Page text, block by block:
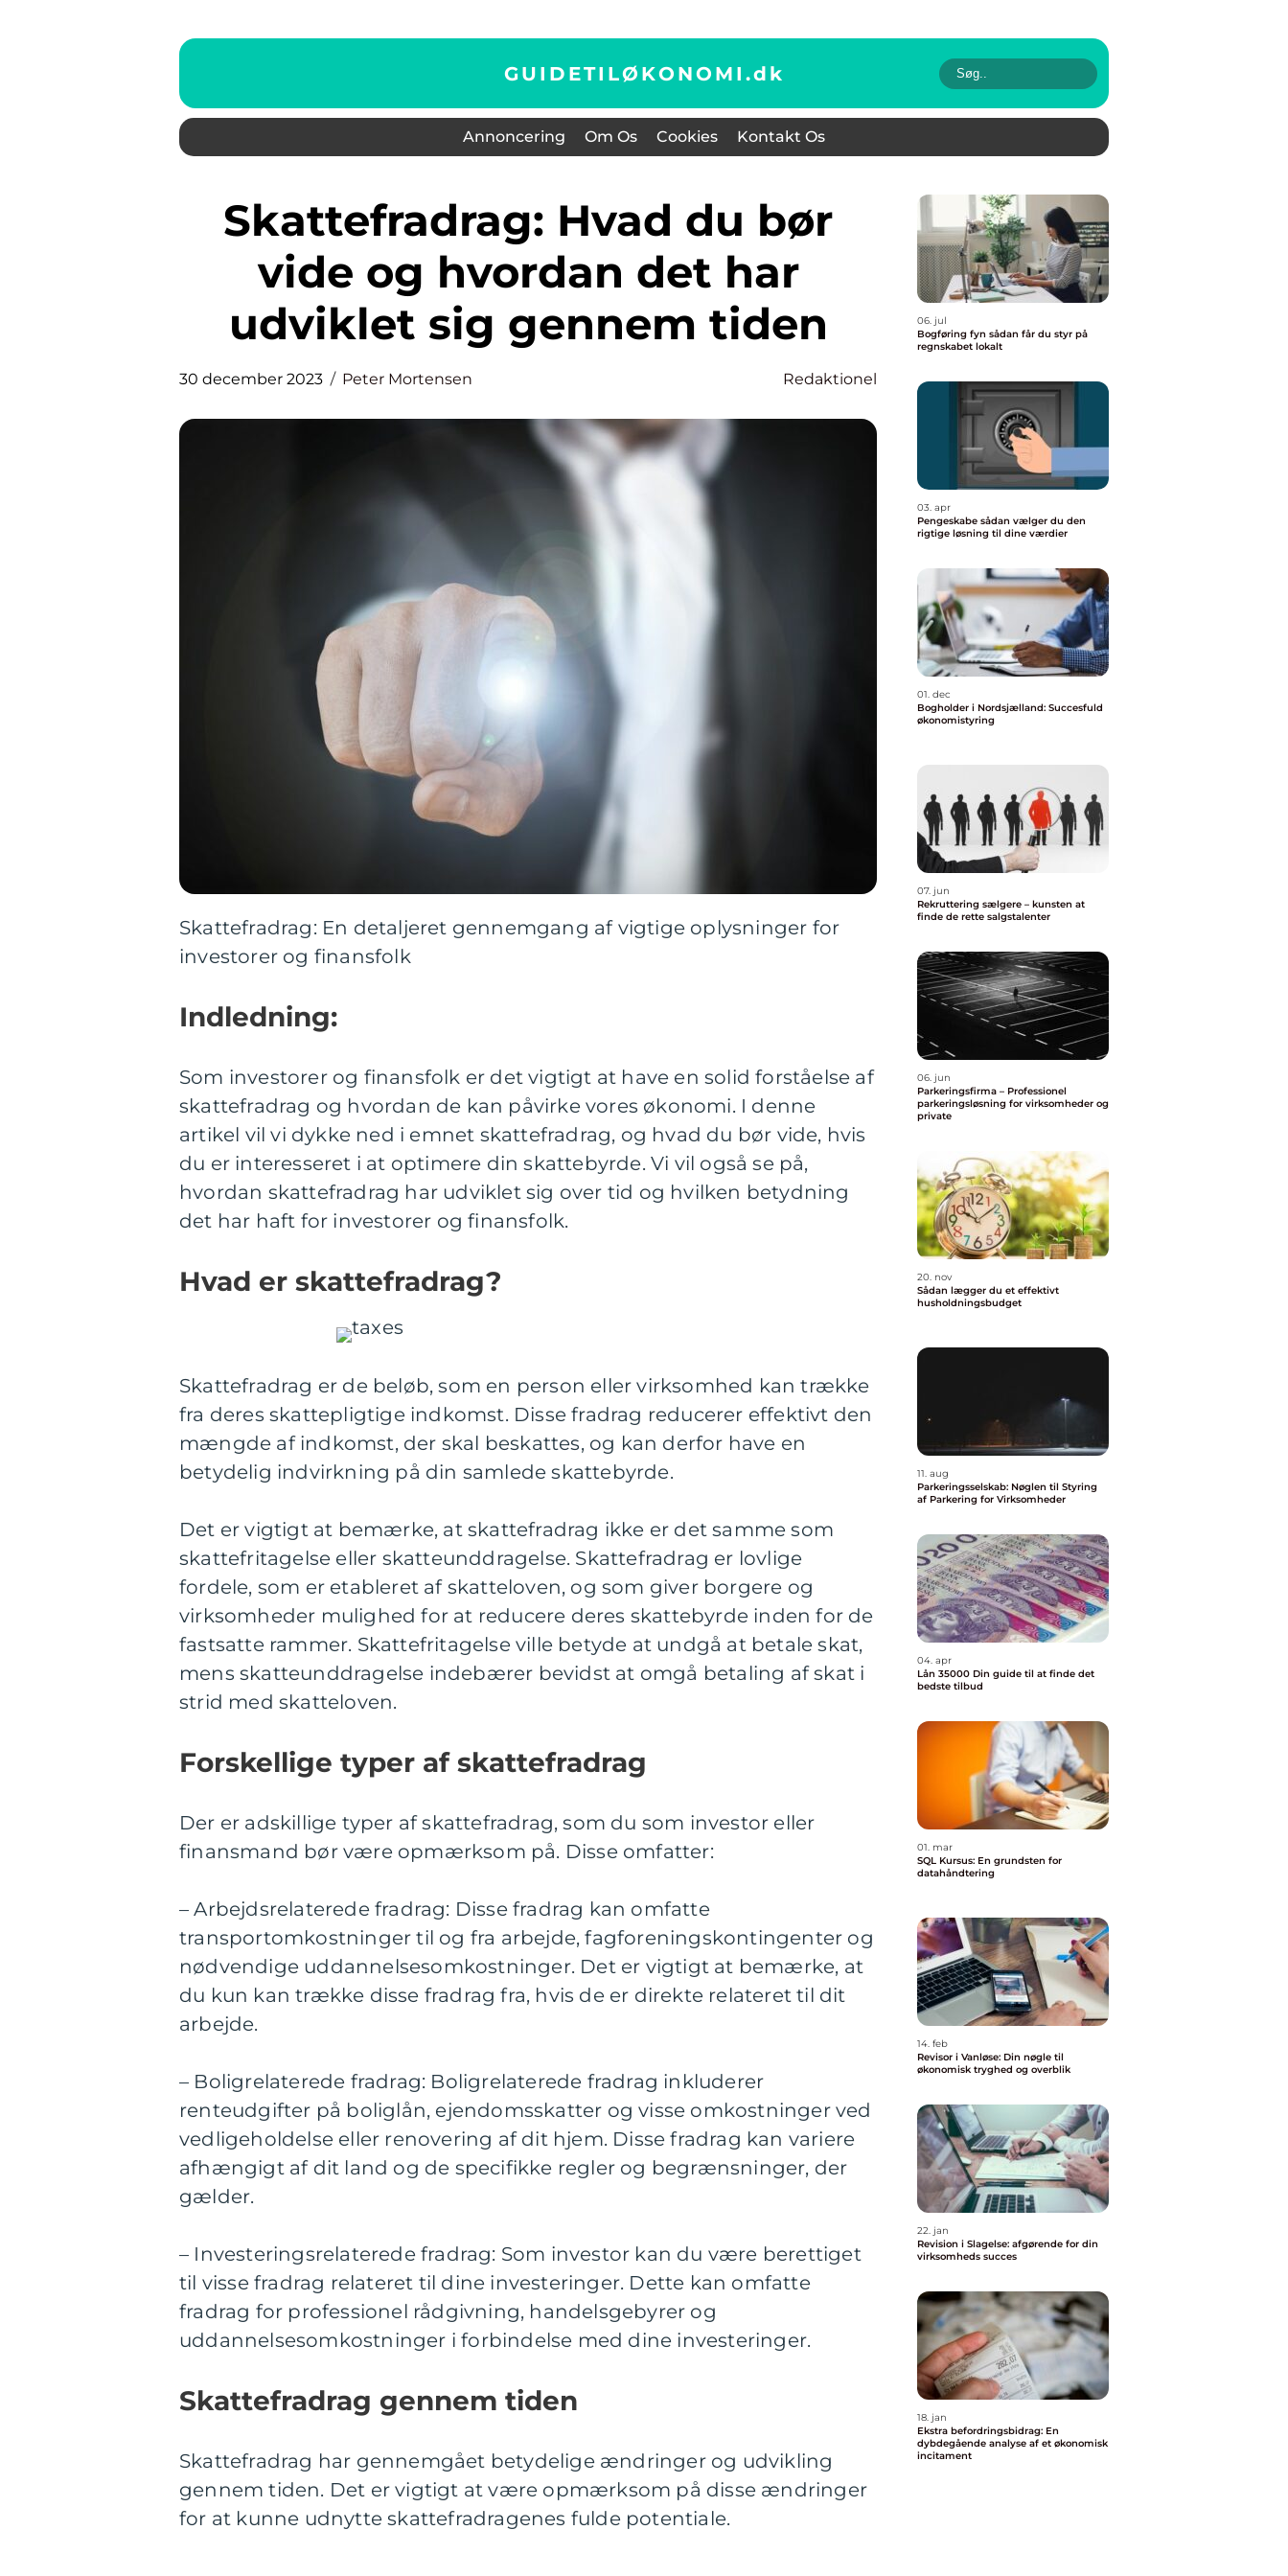
GUIDETILØKONOMI.dk
Annoncering Om Os Cookies Kontakt Os
Skattefradrag: Hvad du bør
vide og hvordan det har
udviklet sig gennem tiden
30 december 2023 Peter Mortensen Redaktionel
Skattefradrag: En detaljeret gennemgang af vigtige oplysninger for
investorer og finansfolk
Indledning:
Som investorer og finansfolk er det vigtigt at have en solid forståelse af
skattefradrag og hvordan de kan påvirke vores økonomi. I denne
artikel vil vi dykke ned i emnet skattefradrag, og hvad du bør vide, hvis
du er interesseret i at optimere din skattebyrde. Vi vil også se på,
hvordan skattefradrag har udviklet sig over tid og hvilken betydning
det har haft for investorer og finansfolk.
Hvad er skattefradrag?
Skattefradrag er de beløb, som en person eller virksomhed kan trække
fra deres skattepligtige indkomst. Disse fradrag reducerer effektivt den
mængde af indkomst, der skal beskattes, og kan derfor have en
betydelig indvirkning på din samlede skattebyrde.
Det er vigtigt at bemærke, at skattefradrag ikke er det samme som
skattefritagelse eller skatteunddragelse. Skattefradrag er lovlige
fordele, som er etableret af skatteloven, og som giver borgere og
virksomheder mulighed for at reducere deres skattebyrde inden for de
fastsatte rammer. Skattefritagelse ville betyde at undgå at betale skat,
mens skatteunddragelse indebærer bevidst at omgå betaling af skat i
strid med skatteloven.
Forskellige typer af skattefradrag
Der er adskillige typer af skattefradrag, som du som investor eller
finansmand bør være opmærksom på. Disse omfatter:
– Arbejdsrelaterede fradrag: Disse fradrag kan omfatte
transportomkostninger til og fra arbejde, fagforeningskontingenter og
nødvendige uddannelsesomkostninger. Det er vigtigt at bemærke, at
du kun kan trække disse fradrag fra, hvis de er direkte relateret til dit
arbejde.
– Boligrelaterede fradrag: Boligrelaterede fradrag inkluderer
renteudgifter på boliglån, ejendomsskatter og visse omkostninger ved
vedligeholdelse eller renovering af dit hjem. Disse fradrag kan variere
afhængigt af dit land og de specifikke regler og begrænsninger, der
gælder.
– Investeringsrelaterede fradrag: Som investor kan du være berettiget
til visse fradrag relateret til dine investeringer. Dette kan omfatte
fradrag for professionel rådgivning, handelsgebyrer og
uddannelsesomkostninger i forbindelse med dine investeringer.
Skattefradrag gennem tiden
Skattefradrag har gennemgået betydelige ændringer og udvikling
gennem tiden. Det er vigtigt at være opmærksom på disse ændringer
for at kunne udnytte skattefradragenes fulde potentiale.
06. jul
Bogføring fyn sådan får du styr på
regnskabet lokalt
03. apr
Pengeskabe sådan vælger du den
rigtige løsning til dine værdier
01. dec
Bogholder i Nordsjælland: Succesfuld
økonomistyring
07. jun
Rekruttering sælgere – kunsten at
finde de rette salgstalenter
06. jun
Parkeringsfirma – Professionel
parkeringsløsning for virksomheder og
private
20. nov
Sådan lægger du et effektivt
husholdningsbudget
11. aug
Parkeringsselskab: Nøglen til Styring
af Parkering for Virksomheder
04. apr
Lån 35000 Din guide til at finde det
bedste tilbud
01. mar
SQL Kursus: En grundsten for
datahåndtering
14. feb
Revisor i Vanløse: Din nøgle til
økonomisk tryghed og overblik
22. jan
Revision i Slagelse: afgørende for din
virksomheds succes
18. jan
Ekstra befordringsbidrag: En
dybdegående analyse af et økonomisk
incitament